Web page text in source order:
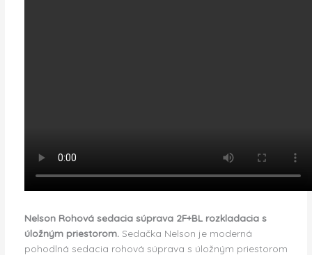
Nelson Rohová sedacia súprava 2F+BL rozkladacia s
úložným priestorom. Sedačka Nelson je moderná
pohodlná sedacia rohová súprava s úložným priestorom